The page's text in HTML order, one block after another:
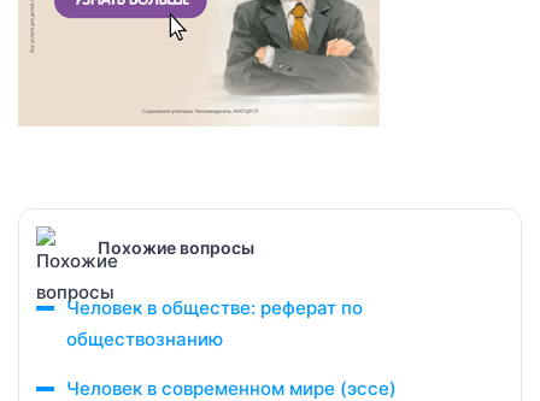
Похожие вопросы
Человек в обществе: реферат по
обществознанию
Человек в современном мире (эссе)